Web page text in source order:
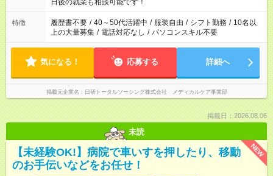
の勤務時間。 合計で週40時間を超える場合は応募できません。
日後の就業も相談可能です！
特徴 履歴書不要 / 40～50代活躍中 / 服装自由 / シフト勤務 / 10名以
上の大量募集 / 電話対応なし / パソコンスキル不要
気になる！ 応募する 詳細へ
掲載元企業名 日研トータルソーシング株式会社 メディカルケア事業部
掲載日：2026.08.06
未読
NEW
【未経験OK!】病院で車いすを押したり、移動
のお手伝いなどをお任せ！